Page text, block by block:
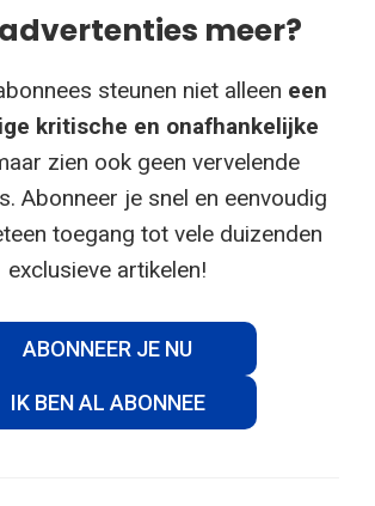
meer?
steunen niet alleen een
kritische en onafhankelijke
zien ook geen vervelende
Abonneer je snel en eenvoudig
toegang tot vele duizenden
exclusieve artikelen!
ABONNEER JE NU
IK BEN AL ABONNEE